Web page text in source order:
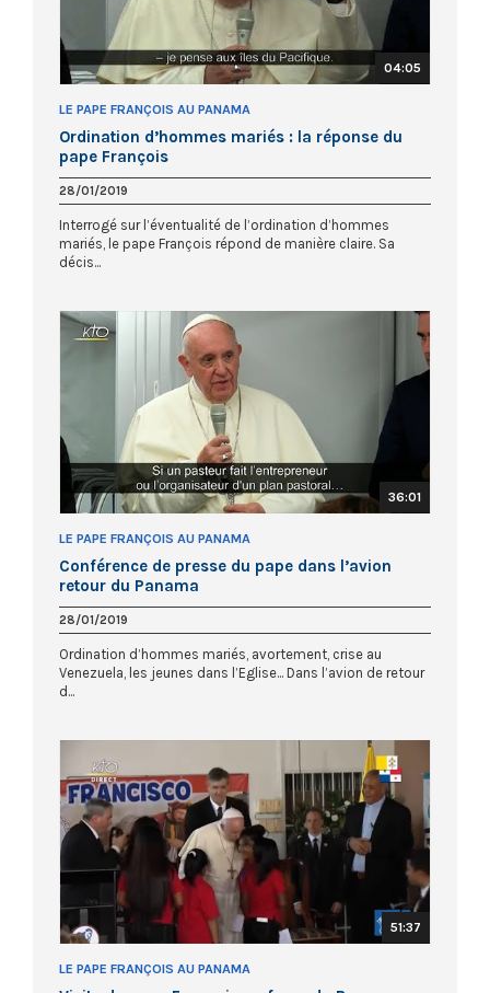
04:05
LE PAPE FRANÇOIS AU PANAMA
Ordination d’hommes mariés : la réponse du
pape François
28/01/2019
Interrogé sur l’éventualité de l’ordination d’hommes
mariés, le pape François répond de manière claire. Sa
décis...
36:01
LE PAPE FRANÇOIS AU PANAMA
Conférence de presse du pape dans l’avion
retour du Panama
28/01/2019
Ordination d’hommes mariés, avortement, crise au
Venezuela, les jeunes dans l’Eglise... Dans l’avion de retour
d...
51:37
LE PAPE FRANÇOIS AU PANAMA